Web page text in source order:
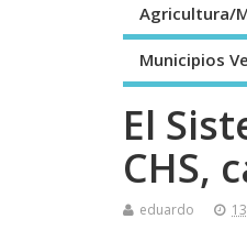
Agricultura/
Municipios
El
CHS,
eduardo